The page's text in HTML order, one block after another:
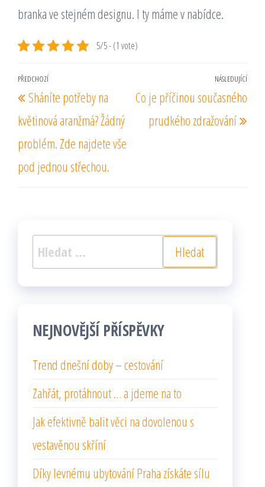
branka ve stejném designu. I ty máme v nabídce.
5/5 - (1 vote)
Navigace
pro
příspěvek
Předchozí
příspěvek
PŘEDCHOZÍ
Sháníte potřeby na
květinová aranžmá? Žádný
problém. Zde najdete vše
pod jednou střechou.
NÁSLEDUJÍCÍ
Co je příčinou současného
prudkého zdražování
Vyhledávání
NEJNOVĚJŠÍ PŘÍSPĚVKY
Trend dnešní doby – cestování
Zahřát, protáhnout … a jdeme na to
Jak efektivně balit věci na dovolenou s
vestavěnou skříní
Díky levnému ubytování Praha získáte sílu